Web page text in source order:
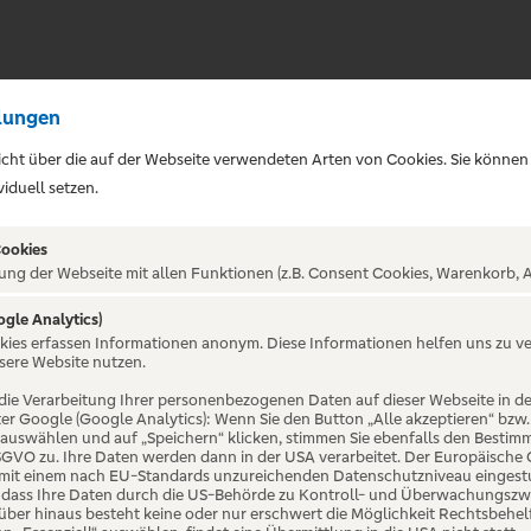
NICHT
über die auf der Webseite verwendeten Arten von Cookies. Sie
setzen.
der Webseite mit allen Funktionen (z.B. Consent Cookies, Warenkorb,
Analytics)
erfassen Informationen anonym. Diese Informationen helfen uns zu
Website nutzen.
Verarbeitung Ihrer personenbezogenen Daten auf dieser Webseite in
Google (Google Analytics): Wenn Sie den Button „Alle akzeptieren“
und auf „Speichern“ klicken, stimmen Sie ebenfalls den
zu. Ihre Daten werden dann in der USA verarbeitet. Der
einem nach EU-Standards unzureichenden Datenschutzniveau
Ihre Daten durch die US-Behörde zu Kontroll- und
hinaus besteht keine oder nur erschwert die Möglichkeit